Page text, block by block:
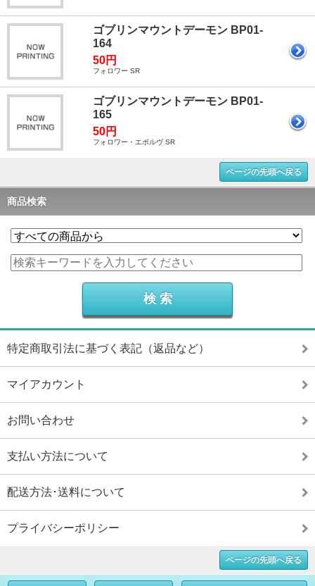
ゴブリンマウントデーモン BP01-
164
50円
フォロワー SR
ゴブリンマウントデーモン BP01-
165
50円
フォロワー・エボルヴ SR
ページの先頭へ戻る
商品検索
特定商取引法に基づく表記（返品など）
マイアカウント
お問い合わせ
支払い方法について
配送方法･送料について
プライバシーポリシー
ページの先頭へ戻る